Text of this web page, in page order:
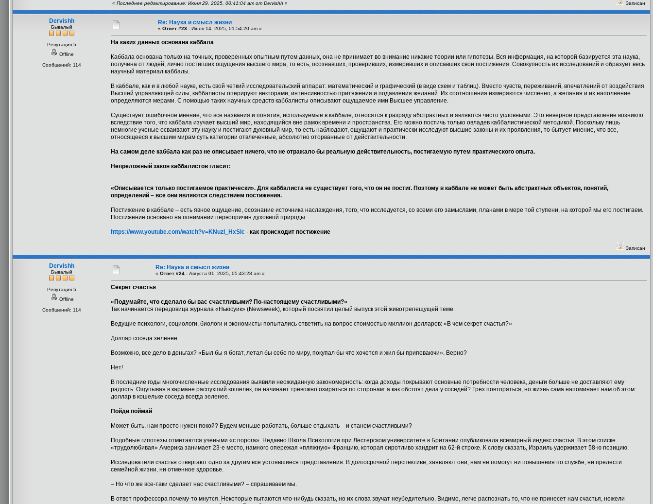
« Последнее редактирование: Июня 29, 2025, 00:41:04 am от Dervishh » Записан
Dervishh
Бывалый
Репутация 5
Offline
Сообщений: 114
Re: Наука и смысл жизни
« Ответ #23 : Июля 14, 2025, 01:54:20 am »
На каких данных основана каббала
Каббала основана только на точных, проверенных опытным путем данных, она не принимает во внимание никакие теории или гипотезы. Вся информация, на которой базируется эта наука,
получена от людей, лично постигших ощущения высшего мира, то есть, осознавших, проверивших, измеривших и описавших свои постижения. Совокупность их исследований и образует весь
научный материал каббалы.
В каббале, как и в любой науке, есть свой четкий исследовательский аппарат: математический и графический (в виде схем и таблиц). Вместо чувств, переживаний, впечатлений от воздействия
Высшей управляющей силы, каббалисты оперируют векторами, интенсивностью притяжения и подавления желаний. Их соотношения измеряются численно, а желания и их наполнение
определяются мерами. С помощью таких научных средств каббалисты описывают ощущаемое ими Высшее управление.
Существует ошибочное мнение, что все названия и понятия, используемые в каббале, относятся к разряду абстрактных и являются чисто условными. Это неверное представление возникло
вследствие того, что каббала изучает высший мир, находящийся вне рамок времени и пространства. Его можно постичь только овладев каббалистической методикой. Поскольку лишь
немногие ученые осваивают эту науку и постигают духовный мир, то есть наблюдают, ощущают и практически исследуют высшие законы и их проявления, то бытует мнение, что все,
относящееся к высшим мирам суть категории отвлеченные, абсолютно оторванные от действительности.
На самом деле каббала как раз не описывает ничего, что не отражало бы реальную действительность, постигаемую путем практического опыта.
Непреложный закон каббалистов гласит:
«Описывается только постигаемое практически». Для каббалиста не существует того, что он не постиг. Поэтому в каббале не может быть абстрактных объектов, понятий,
определений – все они являются следствием постижения.
Постижение в каббале – есть явное ощущение, осознание источника наслаждения, того, что исследуется, со всеми его замыслами, планами в мере той ступени, на которой мы его постигаем.
Постижение основано на понимании первопричин духовной природы
https://www.youtube.com/watch?v=KNuzI_HxSIc - как происходит постижение
Записан
Dervishh
Бывалый
Репутация 5
Offline
Сообщений: 114
Re: Наука и смысл жизни
« Ответ #24 : Августа 01, 2025, 05:43:28 am »
Секрет счастья
«Подумайте, что сделало бы вас счастливыми? По-настоящему счастливыми?»
Так начинается передовица журнала «Ньюсуик» (Newsweek), который посвятил целый выпуск этой животрепещущей теме.
Ведущие психологи, социологи, биологи и экономисты попытались ответить на вопрос стоимостью миллион долларов: «В чем секрет счастья?»
Доллар соседа зеленее
Возможно, все дело в деньгах? «Был бы я богат, летал бы себе по миру, покупал бы что хочется и жил бы припеваючи». Верно?
Нет!
В последние годы многочисленные исследования выявили неожиданную закономерность: когда доходы покрывают основные потребности человека, деньги больше не доставляют ему
радость. Ощупывая в кармане распухший кошелек, он начинает тревожно озираться по сторонам: а как обстоят дела у соседей? Грех повторяться, но жизнь сама напоминает нам об этом:
доллар в кошельке соседа всегда зеленее.
Пойди поймай
Может быть, нам просто нужен покой? Будем меньше работать, больше отдыхать – и станем счастливыми?
Подобные гипотезы отметаются учеными «с порога». Недавно Школа Психологии при Лестерском университете в Британии опубликовала всемирный индекс счастья. В этом списке
«трудолюбивая» Америка занимает 23-е место, намного опережая «пляжную» Францию, которая сиротливо хандрит на 62-й строке. К слову сказать, Израиль удерживает 58-ю позицию.
Исследователи счастья отвергают одно за другим все устоявшиеся представления. В долгосрочной перспективе, заявляют они, нам не помогут ни повышения по службе, ни прелести
семейной жизни, ни отменное здоровье.
– Но что же все-таки сделает нас счастливыми? – спрашиваем мы.
В ответ профессора почему-то мнутся. Некоторые пытаются что-нибудь сказать, но их слова звучат неубедительно. Видимо, легче распознать то, что не принесет нам счастья, нежели